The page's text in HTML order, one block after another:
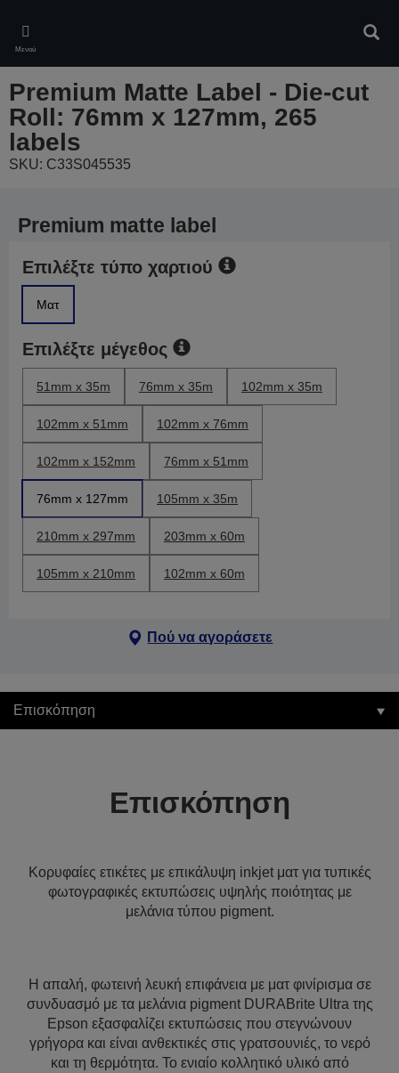
main
content
Μενού
Premium Matte Label - Die-cut
Roll: 76mm x 127mm, 265
labels
SKU: C33S045535
Premium matte label
Επιλέξτε τύπο χαρτιού
Ματ
Επιλέξτε μέγεθος
51mm x 35m 76mm x 35m 102mm x 35m
102mm x 51mm 102mm x 76mm
102mm x 152mm 76mm x 51mm
76mm x 127mm 105mm x 35m
210mm x 297mm 203mm x 60m
105mm x 210mm 102mm x 60m
Πού να αγοράσετε
Επισκόπηση
Επισκόπηση
Κορυφαίες ετικέτες με επικάλυψη inkjet ματ για τυπικές
φωτογραφικές εκτυπώσεις υψηλής ποιότητας με
μελάνια τύπου pigment.
Η απαλή, φωτεινή λευκή επιφάνεια με ματ φινίρισμα σε
συνδυασμό με τα μελάνια pigment DURABrite Ultra της
Epson εξασφαλίζει εκτυπώσεις που στεγνώνουν
γρήγορα και είναι ανθεκτικές στις γρατσουνιές, το νερό
και τη θερμότητα. Το ενιαίο κολλητικό υλικό από